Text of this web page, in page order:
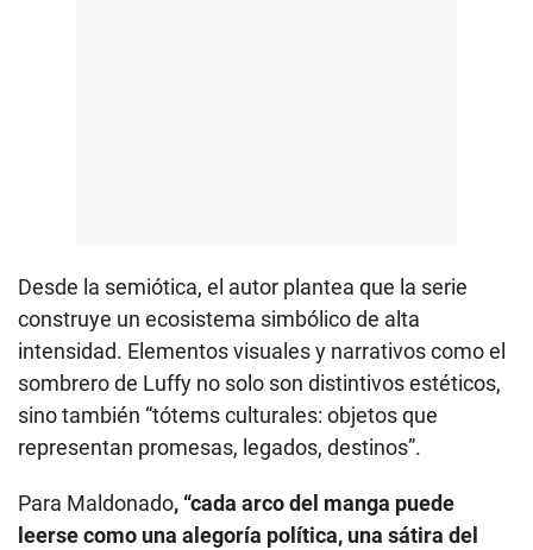
Desde la semiótica, el autor plantea que la serie
construye un ecosistema simbólico de alta
intensidad. Elementos visuales y narrativos como el
sombrero de Luffy no solo son distintivos estéticos,
sino también “tótems culturales: objetos que
representan promesas, legados, destinos”.
Para Maldonado, “cada arco del manga puede
leerse como una alegoría política, una sátira del